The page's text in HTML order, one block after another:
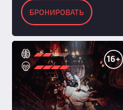
БРОНИРОВАТЬ
16+